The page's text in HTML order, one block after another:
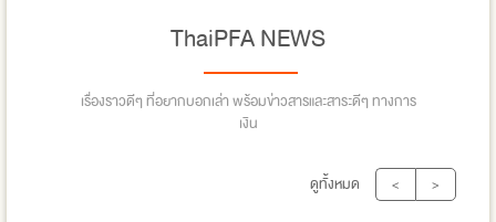
ThaiPFA NEWS
เรื่องราวดีๆ ที่อยากบอกเล่า พร้อมข่าวสารและสาระดีๆ ทางการ
เงิน
ดูทั้งหมด < >